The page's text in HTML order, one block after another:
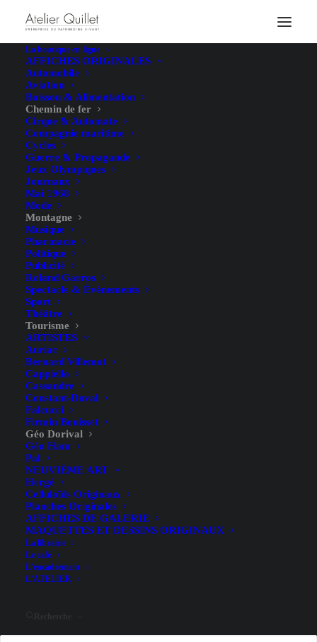
La boutique en ligne
AFFICHES ORIGINALES
Automobile
Aviation
Boisson & Alimentation
Chemin de fer
Cirque & Automate
Compagnie maritime
Cycles
Guerre & Propagande
Jeux Olympiques
Journaux
Mai 1968
Mode
Montagne
Musique
Pharmacie
Politique
Publicité
Roland Garros
Spectacle & Évènements
Sport
Théâtre
Tourisme
ARTISTES
Auriac
Bernard Villemot
Cappiello
Cassandre
Constant-Duval
Falcucci
Firmin Bouisset
Géo Dorival
Géo Ham
Pal
NEUVIÈME ART
Hergé
Celluloïds Originaux
Planches Originales
AFFICHES DE GALERIE
MAQUETTES ET DESSINS ORIGINAUX
La librairie
Le café
L’encadrement
L’ATELIER
Le Mont-Blanc (Triptyque) –
Géo Dorival – 1928